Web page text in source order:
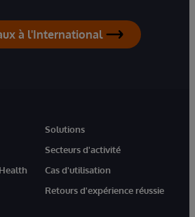
à l'International
Solutions
Secteurs d'activité
Cas d'utilisation
Retours d'expérience réussie